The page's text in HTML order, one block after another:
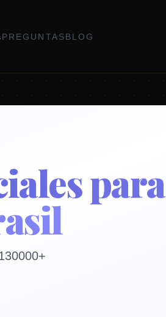
PREGUNTASBLOG
para